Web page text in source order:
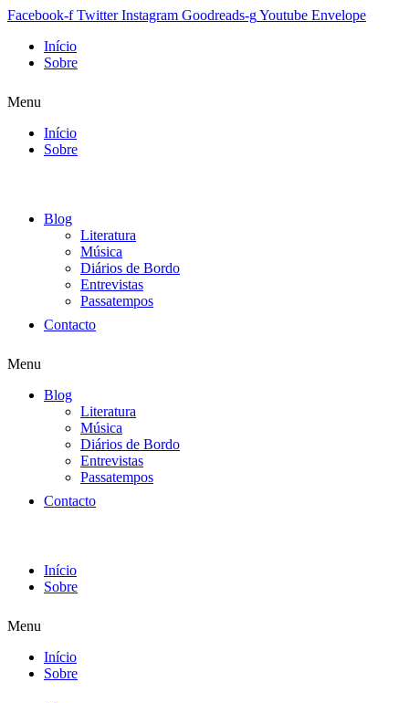
Facebook-f Twitter Instagram Goodreads-gYoutube Envelope
Início
Sobre
Menu
Início
Sobre
Blog
Literatura
Música
Diários de Bordo
Entrevistas
Passatempos
Contacto
Menu
Blog
Literatura
Música
Diários de Bordo
Entrevistas
Passatempos
Contacto
Início
Sobre
Menu
Início
Sobre